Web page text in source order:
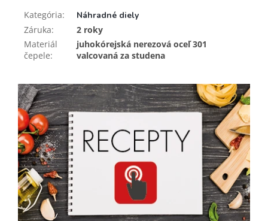
Kategória:
Náhradné diely
Záruka:
2 roky
Materiál
čepele:
juhokórejská nerezová oceľ 301
valcovaná za studena